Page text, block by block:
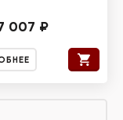
007 ₽